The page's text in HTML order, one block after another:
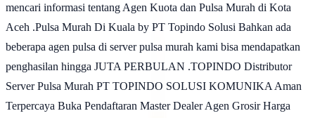
mencari informasi tentang Agen Kuota dan Pulsa Murah di Kota
Aceh .Pulsa Murah Di Kuala by PT Topindo Solusi Bahkan ada
beberapa agen pulsa di server pulsa murah kami bisa mendapatkan
penghasilan hingga JUTA PERBULAN .TOPINDO Distributor
Server Pulsa Murah PT TOPINDO SOLUSI KOMUNIKA Aman
Terpercaya Buka Pendaftaran Master Dealer Agen Grosir Harga